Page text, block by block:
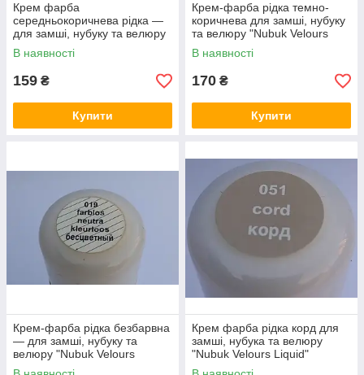
Крем фарба
середньокоричнева рідка —
для замші, нубуку та велюру
"Nubuk Velours Liquid"
SALAMANDER 75 мл
В наявності
159 ₴
Купити
Крем-фарба рідка темно-
коричнева для замші, нубуку
та велюру "Nubuk Velours
Liquid" SALAMANDER 75 мл
В наявності
170 ₴
Купити
Крем-фарба рідка безбарвна
— для замші, нубуку та
велюру "Nubuk Velours
Liquid" SALAMANDER 75 мл
Крем фарба рідка корд для
замші, нубука та велюру
"Nubuk Velours Liquid"
SALAMANDER 75 мл